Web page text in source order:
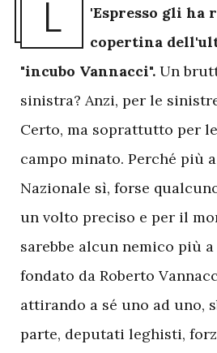
L
'Espresso gli ha
copertina
"incubo Vannacci". Un
sinistra? Anzi, per le
Certo, ma soprattutto per
campo minato. Perché più
Nazionale sì, forse
un volto preciso e per il
sarebbe alcun nemico più
fondato da Roberto
attirando a sé uno ad uno,
parte, deputati leghisti,